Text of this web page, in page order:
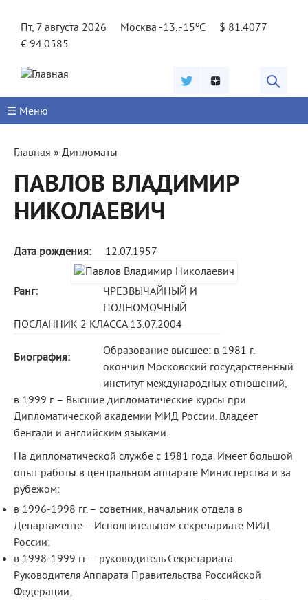
Пт, 7 августа 2026
Москва -13..-15oC
$ 81.4077
€ 94.0585
☰ Меню
Вы
здесь
Главная » Дипломаты
ПАВЛОВ ВЛАДИМИР
НИКОЛАЕВИЧ
Дата рождения: 12.07.1957
Ранг:
ЧРЕЗВЫЧАЙНЫЙ И
ПОЛНОМОЧНЫЙ
ПОСЛАННИК 2 КЛАССА 13.07.2004
Биография:
Образование высшее: в 1981 г.
окончил Московский государственный
институт международных отношений,
в 1999 г. – Высшие дипломатические курсы при
Дипломатической академии МИД России. Владеет
бенгали и английским языками.
На дипломатической службе с 1981 года. Имеет большой
опыт работы в центральном аппарате Министерства и за
рубежом:
в 1996-1998 гг. – советник, начальник отдела в
Департаменте – Исполнительном секретариате МИД
России;
в 1998-1999 гг. – руководитель Секретариата
Руководителя Аппарата Правительства Российской
Федерации;